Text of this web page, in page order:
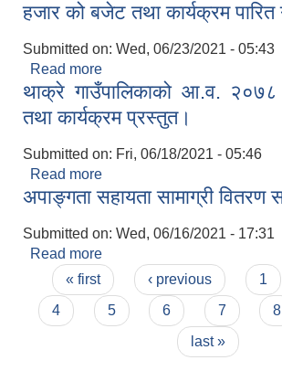
हजार को बजेट तथा कार्यक्रम पारित
Submitted on: Wed, 06/23/2021 - 05:43
Read more
२०७८।७९ को लागि कुल ८१
बजेट तथा कार्यक्रम पारित गरियो ।
थाक्रे गाउँपालिकाको आ.व.
तथा कार्यक्रम प्रस्तुत।
Submitted on: Fri, 06/18/2021 - 05:46
Read more
तथा कार्यक्रम प्रस्तुत।
अपाङ्गता सहायता सामाग्री वितरण
Submitted on: Wed, 06/16/2021 - 17:31
Read more
Pages
« first ‹ previous 1
4
5 6 7 8
last »